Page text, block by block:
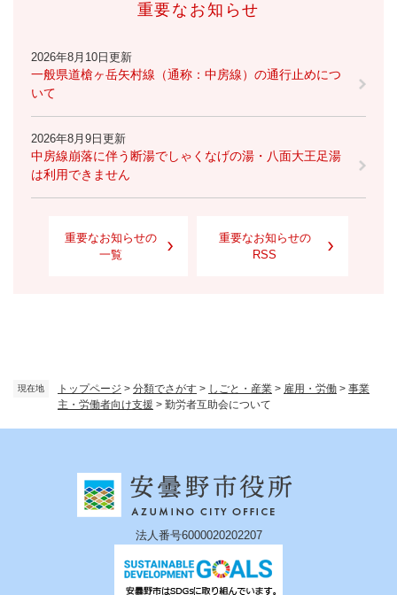
現在地 トップページ > 分類でさがす > しごと・産業 > 雇用・労働 > 事業
主・労働者向け支援 > 勤労者互助会について
重要なお知らせ
2026年8月10日更新
一般県道槍ヶ岳矢村線（通称：中房線）の通行止めにつ
いて
2026年8月9日更新
中房線崩落に伴う断湯でしゃくなげの湯・八面大王足湯
は利用できません
重要なお知らせの
一覧
重要なお知らせの
RSS
法人番号6000020202207